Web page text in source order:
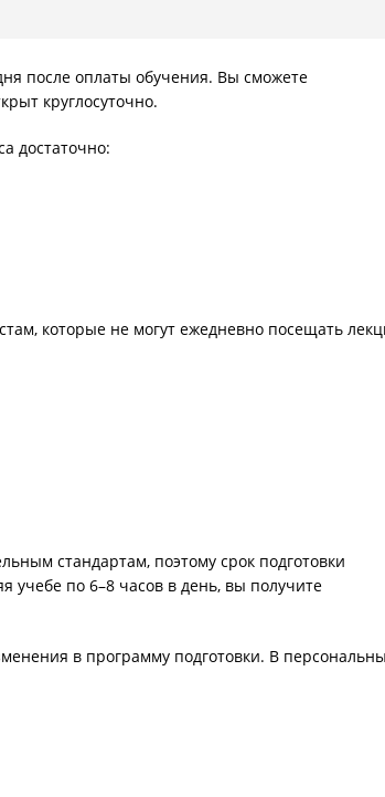
после оплаты обучения. Вы сможете
круглосуточно.
достаточно:
которые не могут ежедневно посещать
стандартам, поэтому срок подготовки
учебе по 6–8 часов в день, вы получите
в программу подготовки. В